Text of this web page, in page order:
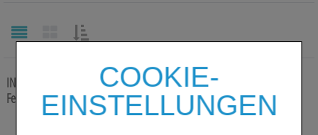
COOKIE-
EINSTELLUNGEN
Diabetes
Erkältungskrankheiten
Haut, Haare & Nägel
INFLUVAC 2026/2027 Inj.-Susp.F.-Sp.mit Kanüle1X0.5 ml
Fertigspritzen